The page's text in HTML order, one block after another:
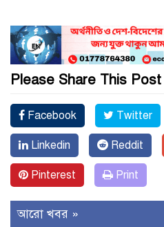
Please Share This
Facebook Twitter
Linkedin Reddit
Pinterest Print
আরো খবর »